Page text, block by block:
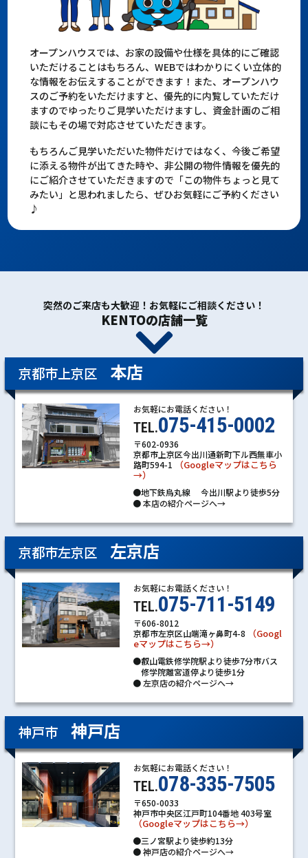
オープンハウスでは、お家の設備や仕様を具体的にご確認
いただけることはもちろん、WEBではわかりにくい立体的
な情報をお伝えすることができます！また、オープンハウ
スのご予約をいただけますと、優先的に内覧していただけ
ますのでゆったりご見学いただけますし、資金計画のご相
談にもその場で対応させていただきます。
もちろんご見学いただいた物件だけではなく、今後ご希望
に添える物件が出てきた時や、非公開の物件情報を優先的
にご紹介させていただきますので「この物件ちょっと見て
みたい」と思われましたら、ぜひお気軽にご予約ください
♪
突然のご来店も大歓迎！お気軽にご相談ください！
KENTOの店舗一覧
京都市上京区 本店
お気軽にお電話ください！
TEL.075-415-0002
〒602-0936
京都市上京区今出川通新町下ル西無車小
路町594-1
（Googleマップはこちら
→）
●地下鉄烏丸線 今出川駅より徒歩5分
●本店の紹介ページへ→
京都市左京区 左京店
お気軽にお電話ください！
TEL.075-711-5149
〒606-8012
京都市左京区山端滝ヶ鼻町4-8
（Googl
eマップはこちら→）
●叡山電鉄修学院駅より徒歩7分市バス
修学院離宮道停より徒歩1分
●左京店の紹介ページへ→
神戸市 神戸店
お気軽にお電話ください！
TEL.078-335-7505
〒650-0033
神戸市中央区江戸町104番地 403号室
（Googleマップはこちら→）
●三ノ宮駅より徒歩約13分
●神戸店の紹介ページへ→